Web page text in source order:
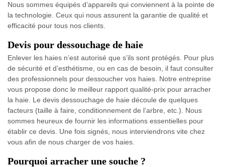
Nous sommes équipés d’appareils qui conviennent à la pointe de
la technologie. Ceux qui nous assurent la garantie de qualité et
efficacité pour tous nos clients.
Devis pour dessouchage de haie
Enlever les haies n’est autorisé que s’ils sont protégés. Pour plus
de sécurité et d’esthétisme, ou en cas de besoin, il faut consulter
des professionnels pour dessoucher vos haies. Notre entreprise
vous propose donc le meilleur rapport qualité-prix pour arracher
la haie. Le devis dessouchage de haie découle de quelques
facteurs (taille à faire, conditionnement de l’arbre, etc.). Nous
sommes heureux de fournir les informations essentielles pour
établir ce devis. Une fois signés, nous interviendrons vite chez
vous afin de nous charger de vos haies.
Pourquoi arracher une souche ?